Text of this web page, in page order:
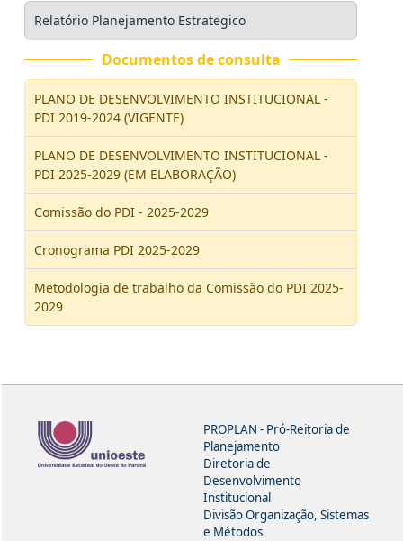
Relatório Planejamento Estrategico
Documentos de consulta
PLANO DE DESENVOLVIMENTO INSTITUCIONAL -
PDI 2019-2024 (VIGENTE)
PLANO DE DESENVOLVIMENTO INSTITUCIONAL -
PDI 2025-2029 (EM ELABORAÇÃO)
Comissão do PDI - 2025-2029
Cronograma PDI 2025-2029
Metodologia de trabalho da Comissão do PDI 2025-
2029
PROPLAN - Pró-Reitoria de
Planejamento
Diretoria de
Desenvolvimento
Institucional
Divisão Organização, Sistemas
e Métodos